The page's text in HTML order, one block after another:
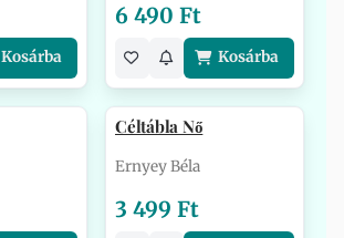
Kosárba
6 490 Ft
Kosárba
Céltábla Nő
Ernyey Béla
3 499 Ft